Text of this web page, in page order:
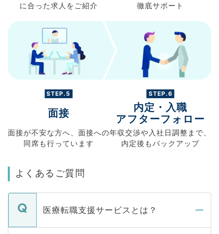
に合った求人を ご紹介
徹底サポート
STEP.5
面接
面接が不安な方へ、 面接への
同席も行っています
STEP.6
内定・入職
アフターフォロー
年収交渉や入社日調整まで、
内定後もバックアップ
よくあるご質問
医療転職支援サービスとは？